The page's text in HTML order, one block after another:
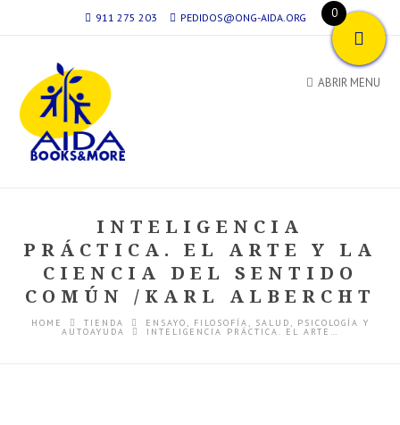
911 275 203 PEDIDOS@ONG-AIDA.ORG
ABRIR MENU
INTELIGENCIA
PRÁCTICA. EL ARTE Y LA
CIENCIA DEL SENTIDO
COMÚN /KARL ALBERCHT
HOME TIENDA ENSAYO , FILOSOFÍA , SALUD, PSICOLOGÍA Y
AUTOAYUDA INTELIGENCIA PRÁCTICA. EL ARTE…
0